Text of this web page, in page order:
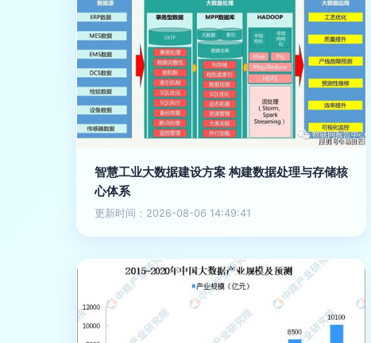
智慧工业大数据建设方案 构建数据处理与存储核
心体系
更新时间：2026-08-06 14:49:41